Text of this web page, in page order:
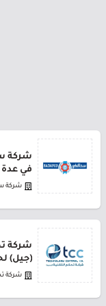
شركة
في عدة
شركة
شركة
(جيل)
شركة